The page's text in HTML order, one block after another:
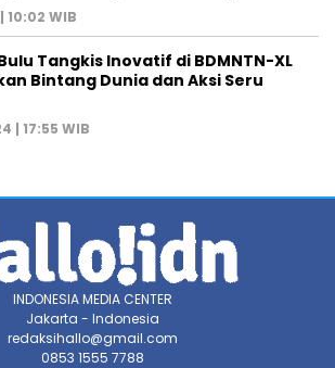
10:02 WIB
Tangkis Inovatif di BDMNTN-XL
Bintang Dunia dan Aksi Seru
| 17:55 WIB
INDONESIA MEDIA CENTER
Jakarta - Indonesia
redaksihallo@gmail.com
0853 1555 7788